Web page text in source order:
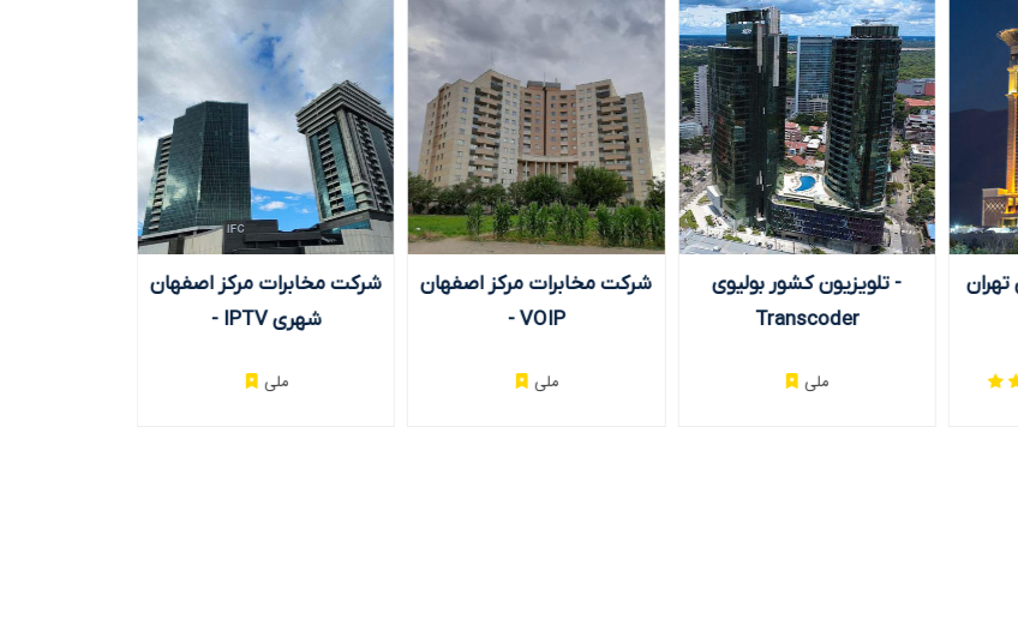
شرکت مخابرات
شرکت مخابرات مرکز اصفهان
- VOIP
تلویزیون کشور بولیوی -
Transcoder
هتل اسپیناس پالاس تهران